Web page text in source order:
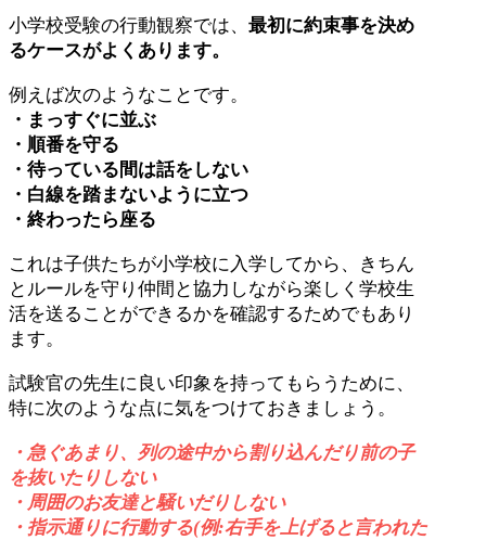
小学校受験の行動観察では、 最初に約束事を決め
るケースがよくあります。
例えば次のようなことです。
・まっすぐに並ぶ
・順番を守る
・待っている間は話をしない
・白線を踏まないように立つ
・終わったら座る
これは子供たちが小学校に入学してから、きちん
とルールを守り仲間と協力しながら楽しく学校生
活を送ることができるかを確認するためでもあり
ます。
試験官の先生に良い印象を持ってもらうために、
特に次のような点に気をつけておきましょう。
・急ぐあまり、列の途中から割り込んだり前の子
を抜いたりしない
・周囲のお友達と騒いだりしない
・指示通りに行動する(例:右手を上げると言われた